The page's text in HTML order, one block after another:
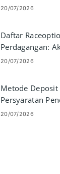
Mengelola
20/07/2026
Daftar
Perdagangan:
Perdagangan
20/07/2026
Metode
Persyaratan
20/07/2026